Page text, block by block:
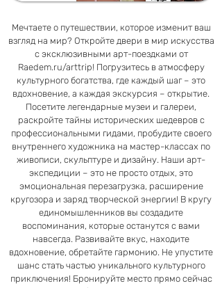
Мечтаете о путешествии, которое изменит ваш
взгляд на мир? Откройте двери в мир искусства
с эксклюзивными арт-поездками от
Raedem.ru/arttrip! Погрузитесь в атмосферу
культурного богатства, где каждый шаг – это
вдохновение, а каждая экскурсия – открытие.
Посетите легендарные музеи и галереи,
раскройте тайны исторических шедевров с
профессиональными гидами, пробудите своего
внутреннего художника на мастер-классах по
живописи, скульптуре и дизайну. Наши арт-
экспедиции – это не просто отдых, это
эмоциональная перезагрузка, расширение
кругозора и заряд творческой энергии! В кругу
единомышленников вы создадите
воспоминания, которые останутся с вами
навсегда. Развивайте вкус, находите
вдохновение, обретайте гармонию. Не упустите
шанс стать частью уникального культурного
приключения! Бронируйте место прямо сейчас